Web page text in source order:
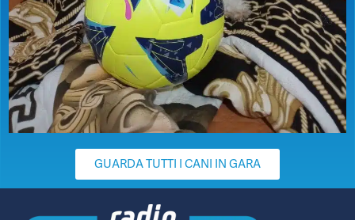
GUARDA TUTTI I CANI IN GARA